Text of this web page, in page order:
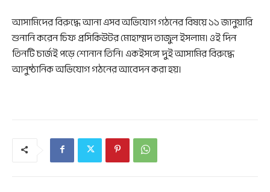
আসামিদের বিরুদ্ধে আনা এসব অভিযোগ গঠনের বিষয়ে ১১ জানুয়ারি
শুনানি করেন চিফ প্রসিকিউটর মোহাম্মদ তাজুল ইসলাম। ওই দিন
তিনটি চার্জই পড়ে শোনান তিনি। একইসঙ্গে দুই আসামির বিরুদ্ধে
আনুষ্ঠানিক অভিযোগ গঠনের আবেদন করা হয়।